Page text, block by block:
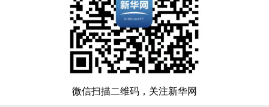
微信扫描二维码，关注新华网